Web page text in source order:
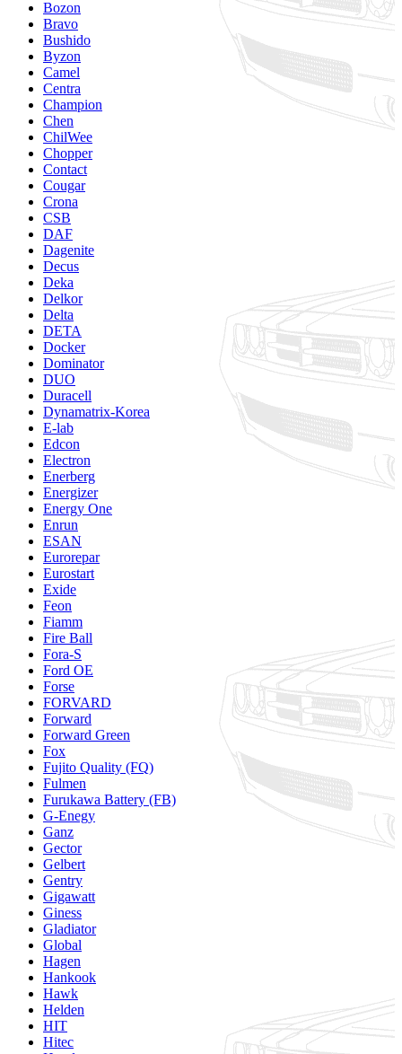
Bozon
Bravo
Bushido
Byzon
Camel
Centra
Champion
Chen
ChilWee
Chopper
Contact
Cougar
Crona
CSB
DAF
Dagenite
Decus
Deka
Delkor
Delta
DETA
Docker
Dominator
DUO
Duracell
Dynamatrix-Korea
E-lab
Edcon
Electron
Enerberg
Energizer
Energy One
Enrun
ESAN
Eurorepar
Eurostart
Exide
Feon
Fiamm
Fire Ball
Fora-S
Ford OE
Forse
FORVARD
Forward
Forward Green
Fox
Fujito Quality (FQ)
Fulmen
Furukawa Battery (FB)
G-Enegy
Ganz
Gector
Gelbert
Gentry
Gigawatt
Giness
Gladiator
Global
Hagen
Hankook
Hawk
Helden
HIT
Hitec